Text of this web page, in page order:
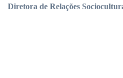
Diretora de Relações